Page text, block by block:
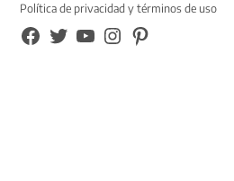
Política de privacidad y términos de uso
FB
TW YouTubeInstagramPinterest